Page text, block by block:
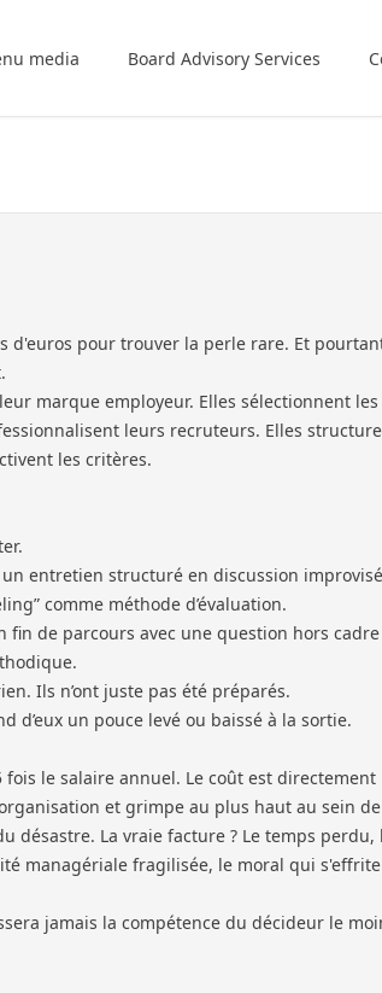
media Board Advisory Services
d'euros pour trouver la perle rare. Et
marque employeur. Elles sélectionnent les
leurs recruteurs. Elles
les critères.
entretien structuré en discussion
comme méthode d’évaluation.
de parcours avec une question hors
Ils n’ont juste pas été préparés.
d’eux un pouce levé ou baissé à la sortie.
le salaire annuel. Le coût est directement
et grimpe au plus haut au sein de
désastre. La vraie facture ? Le temps perdu,
managériale fragilisée, le moral qui
jamais la compétence du décideur le